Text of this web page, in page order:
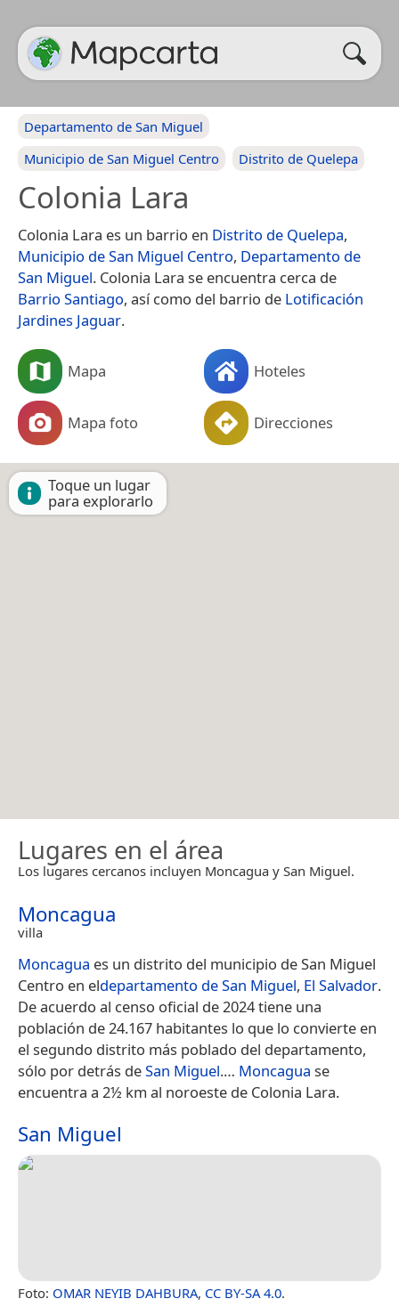
Departamento de San Miguel
Municipio de San Miguel Centro
Distrito de Quelepa
Colonia Lara
Colonia Lara es un barrio en Distrito de Quelepa,
Municipio de San Miguel Centro, Departamento de
San Miguel. Colonia Lara se encuentra cerca de
Barrio Santiago, así como del barrio de Lotificación
Jardines Jaguar.
Mapa Hoteles
Mapa foto Direcciones
Toque un lugar
para explorarlo
Lugares en el área
Los lugares cercanos incluyen Moncagua y San Miguel.
Moncagua
villa
Moncagua es un distrito del municipio de San Miguel
Centro en eldepartamento de San Miguel, El Salvador.
De acuerdo al censo oficial de 2024 tiene una
población de 24.167 habitantes lo que lo convierte en
el segundo distrito más poblado del departamento,
sólo por detrás deSan Miguel.​… Moncagua se
encuentra a 2½ km al noroeste de Colonia Lara.
San Miguel
Foto: OMAR NEYIB DAHBURA, CC BY-SA 4.0.